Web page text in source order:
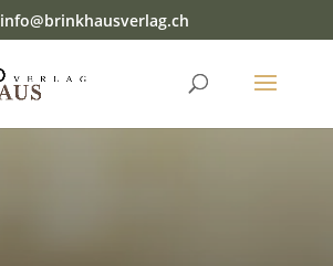
info@brinkhausverlag.ch